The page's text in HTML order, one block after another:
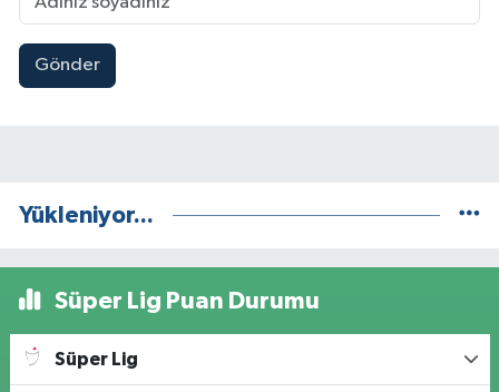
Gönder
Yükleniyor...
Süper Lig Puan Durumu
Süper Lig